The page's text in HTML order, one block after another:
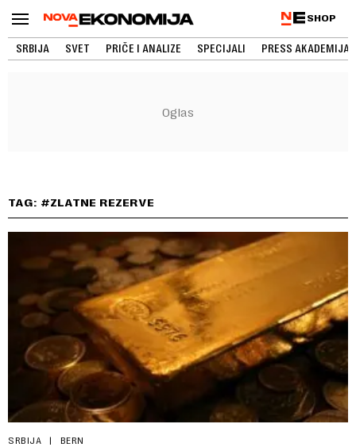
SHOP
SRBIJA SVET PRIČE I ANALIZE SPECIJALI PRESS AKADEMIJA
TAG: #ZLATNE REZERVE
SRBIJA BERN